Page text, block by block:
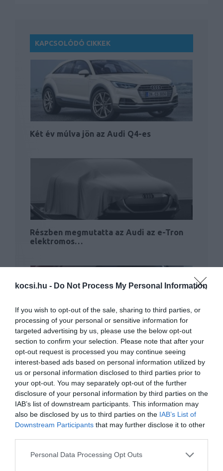
kocsi.hu - Do Not Process My Personal Information
If you wish to opt-out of the sale, sharing to third parties, or
processing of your personal or sensitive information for
targeted advertising by us, please use the below opt-out
section to confirm your selection. Please note that after your
opt-out request is processed you may continue seeing
interest-based ads based on personal information utilized by
us or personal information disclosed to third parties prior to
your opt-out. You may separately opt-out of the further
disclosure of your personal information by third parties on the
IAB’s list of downstream participants. This information may
also be disclosed by us to third parties on the IAB’s List of
Downstream Participants that may further disclose it to other
Please note that this website/app uses one or more Google
Personal Data Processing Opt Outs
KAPCSOLÓDÓ CIKKEK
Két év múlva jön az Audi Q4-es
Részben megmutatta az Audi az e-Tron
elektromos…
Jön a még brutálisabb Audi Q8
Újabb sport Audi gyártása indult meg